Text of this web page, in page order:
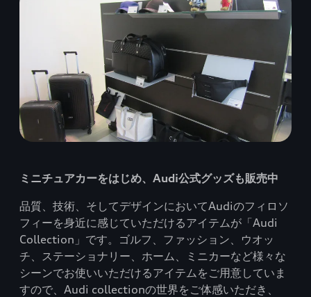
ミニチュアカーをはじめ、Audi公式グッズも販売中
品質、技術、そしてデザインにおいてAudiのフィロソ
フィーを身近に感じていただけるアイテムが「Audi
Collection」です。ゴルフ、ファッション、ウオッ
チ、ステーショナリー、ホーム、ミニカーなど様々な
シーンでお使いいただけるアイテムをご用意していま
すので、Audi collectionの世界をご体感いただき、